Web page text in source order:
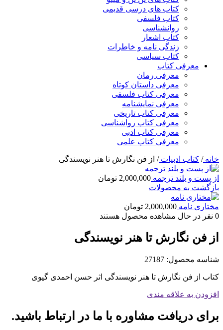
کتاب های درسی قدیمی
کتاب فلسفی
روانشناسی
کتاب اشعار
زندگی نامه و خاطرات
کتاب سیاسی
معرفی کتاب
معرفی رمان
معرفی داستان کوتاه
معرفی کتاب فلسفی
معرفی نمایشنامه
معرفی کتاب تاریخی
معرفی کتاب رواشناسی
معرفی کتاب ادبی
معرفی کتاب علمی
خانه/ کتاب ادبیات/ از فن نگارش تا هنر نویسندگی
از پست و بلند ترجمه 2,000,000 تومان
بازگشت به محصولات
مختاری نامه 2,000,000 تومان
0 نفر در حال مشاهده محصول هستند
از فن نگارش تا هنر نویسندگی
شناسه محصول: 27187
کتاب از فن نگارش تا هنر نویسندگی اثر حسن احمدی گیوی
افزودن به علاقه مندی
برای دریافت مشاوره با ما در ارتباط باشید.